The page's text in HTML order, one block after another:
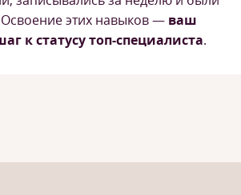
этих навыков — ваш
к статусу топ-специалиста.